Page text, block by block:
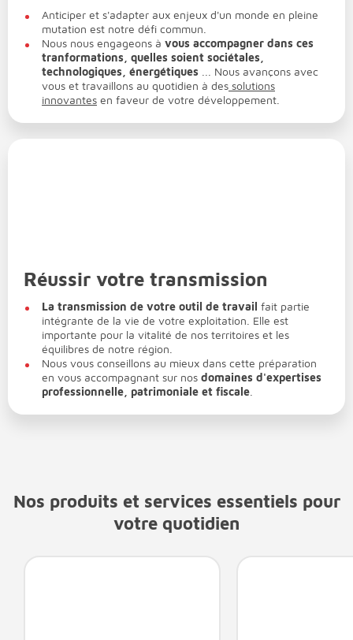
Anticiper et s'adapter aux enjeux d'un monde en pleine
mutation est notre défi commun.
Nous nous engageons à vous accompagner dans ces
tranformations, quelles soient sociétales,
technologiques, énergétiques ... Nous avançons avec
vous et travaillons au quotidien à des solutions
innovantes en faveur de votre développement.
Réussir votre transmission
La transmission de votre outil de travail fait partie
intégrante de la vie de votre exploitation. Elle est
importante pour la vitalité de nos territoires et les
équilibres de notre région.
Nous vous conseillons au mieux dans cette préparation
en vous accompagnant sur nos domaines d'expertises
professionnelle, patrimoniale et fiscale
Nos produits et services essentiels pour
votre quotidien